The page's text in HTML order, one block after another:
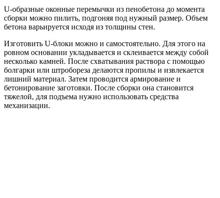
U-образные оконные перемычки из пенобетона до момента
сборки можно пилить, подгоняя под нужный размер. Объем
бетона варьируется исходя из толщины стен.
Изготовить U-блоки можно и самостоятельно. Для этого на
ровном основании укладывается и склеивается между собой
несколько камней. После схватывания раствора с помощью
болгарки или штробореза делаются пропилы и извлекается
лишний материал. Затем проводится армирование и
бетонирование заготовки. После сборки она становится
тяжелой, для подъема нужно использовать средства
механизации.